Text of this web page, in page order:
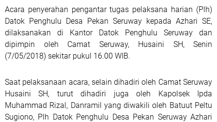
Acara penyerahan pengantar tugas pelaksana harian (Plh)
Datok Penghulu Desa Pekan Seruway kepada Azhari SE,
dilaksanakan di Kantor Datok Penghulu Seruway dan
dipimpin oleh Camat Seruway, Husaini SH, Senin
(7/05/2018) sekitar pukul 16.00 WIB.
Saat pelaksanaan acara, selain dihadiri oleh Camat Seruway
Husaini SH, turut dihadiri juga oleh Kapolsek Ipda
Muhammad Rizal, Danramil yang diwakili oleh Batuut Peltu
Sugiono, Plh Datok Penghulu Desa Pekan Seruway Azhari